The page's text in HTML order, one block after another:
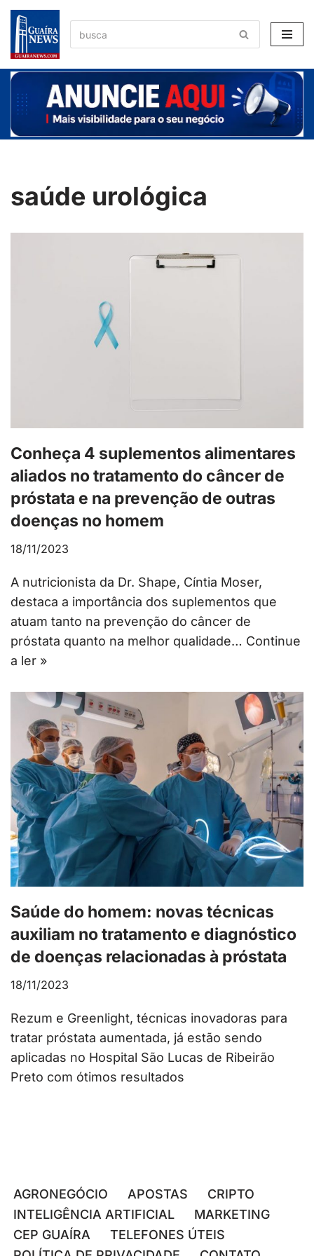
Pular
para
o
conteúdo
saúde urológica
Conheça 4 suplementos alimentares
aliados no tratamento do câncer de
próstata e na prevenção de outras
doenças no homem
18/11/2023
A nutricionista da Dr. Shape, Cíntia Moser,
destaca a importância dos suplementos que
atuam tanto na prevenção do câncer de
próstata quanto na melhor qualidade… Continue
a ler »
Saúde do homem: novas técnicas
auxiliam no tratamento e diagnóstico
de doenças relacionadas à próstata
18/11/2023
Rezum e Greenlight, técnicas inovadoras para
tratar próstata aumentada, já estão sendo
aplicadas no Hospital São Lucas de Ribeirão
Preto com ótimos resultados
AGRONEGÓCIO APOSTAS
CRIPTO
INTELIGÊNCIA ARTIFICIAL
MARKETING
CEP GUAÍRA
TELEFONES ÚTEIS